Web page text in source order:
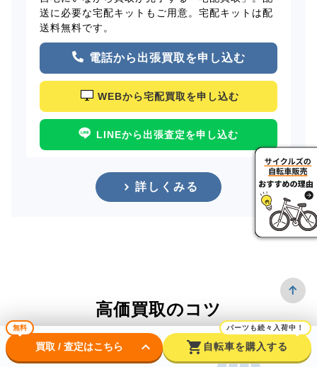
送に必要な宅配キットもご用意。宅配キットは配
送料無料です。
電話から出張買取を申し込む
WEBから宅配買取を申し込む
LINEから出張査定を申し込む
詳しくみる
高価買取のコツ
無料
買取 / 査定はこちら keyboard_arrow_down shopping_cart
パーツも続々入荷中！
自転車を購入する